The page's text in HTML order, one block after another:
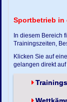
Sportbetrieb in
In diesem Bereich
Trainingszeiten,
Klicken Sie auf
gelangen direkt